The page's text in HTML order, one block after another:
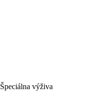
Špeciálna výživa